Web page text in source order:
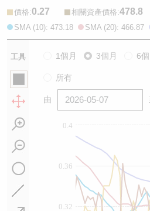
價格:0.27 相關資產價格:478.8
SMA (10): 473.18 SMA (20): 466.87
工具 1個月 3個月 6個
所有
由
0.36
0.32
0.4